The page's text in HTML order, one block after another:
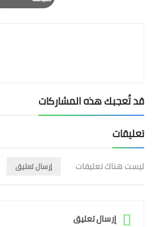
قد تُعجبك هذه المشاركات
تعليقات
ليست هناك تعليقات إرسال تعليق
إرسال تعليق